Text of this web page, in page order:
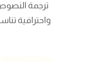
ترجمة
واحترافية